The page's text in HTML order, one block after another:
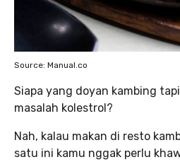
Source: Manual.co
Siapa yang doyan kambing
masalah kolestrol?
Nah, kalau makan di resto
satu ini kamu nggak perlu